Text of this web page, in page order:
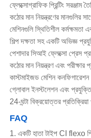
ফ্লেক্সোগ্রাফিক প্রিন্টিং সরঞ্জাম
কঠোর মান নিয়ন্ত্রণের
মেশিনগুলি স্থিতিশীল কর্মক্ষমতা
শিল্প দক্ষতা সহ একটি অভিজ্ঞ
পেশাদার সিআই ফ্লেক্সো প্রেস
কঠোর মান নিয়ন্ত্রণ এবং পরীক্ষার
কাস্টমাইজড মেশিন কনফিগারেশন
গ্লোবাল ইনস্টলেশন এবং
24-ঘন্টা বিক্রয়োত্তর প্রতিক্রিয়া
FAQ
1. একটি হাতা টাইপ CI flexo